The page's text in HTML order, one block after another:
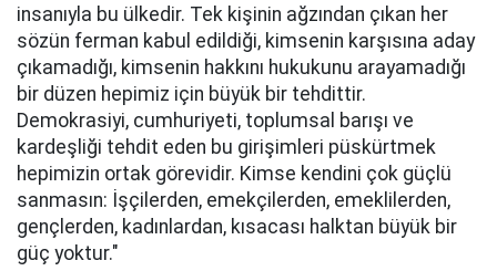
insanıyla bu ülkedir. Tek kişinin ağzından çıkan her
sözün ferman kabul edildiği, kimsenin karşısına aday
çıkamadığı, kimsenin hakkını hukukunu arayamadığı
bir düzen hepimiz için büyük bir tehdittir.
Demokrasiyi, cumhuriyeti, toplumsal barışı ve
kardeşliği tehdit eden bu girişimleri püskürtmek
hepimizin ortak görevidir. Kimse kendini çok güçlü
sanmasın: İşçilerden, emekçilerden, emeklilerden,
gençlerden, kadınlardan, kısacası halktan büyük bir
güç yoktur."